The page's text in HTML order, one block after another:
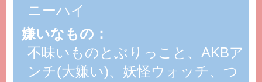
ニーハイ
嫌いなもの：
不味いものとぶりっこと、AKBア
ンチ(大嫌い)、妖怪ウォッチ、つ